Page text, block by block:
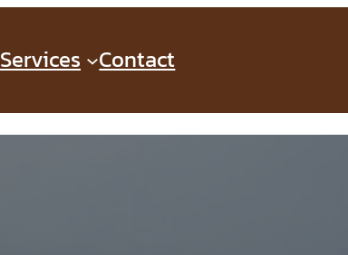
Services Contact